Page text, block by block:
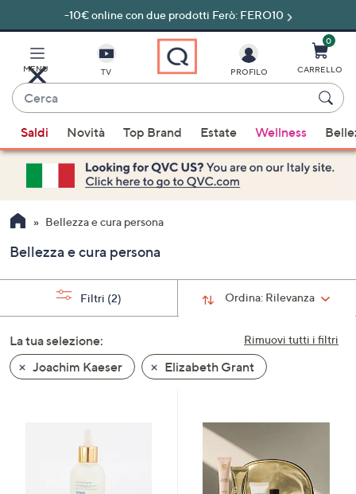
al
principale
-10€ online con due prodotti Ferò: FERO10
MENU TV
Cerca
sono
disponibili
suggerimenti,
usa
i
freccia
su
giù
oppure
scorri
a
PROFILO
0
CARRELLO
Saldi Novità Top Brand Estate Wellness
Bellezza e cura persona
Bellezza e cura persona
Ordina: Rilevanza
Filtri (2)
Rimuovi tutti i filtri
La tua selezione:
Joachim Kaeser
Elizabeth Grant